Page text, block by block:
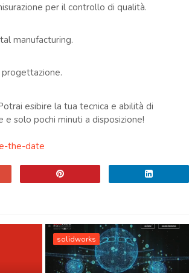
per il controllo di qualità.
manufacturing.
esibire la tua tecnica e abilità di
solo pochi minuti a disposizione!
the-date
solidworks